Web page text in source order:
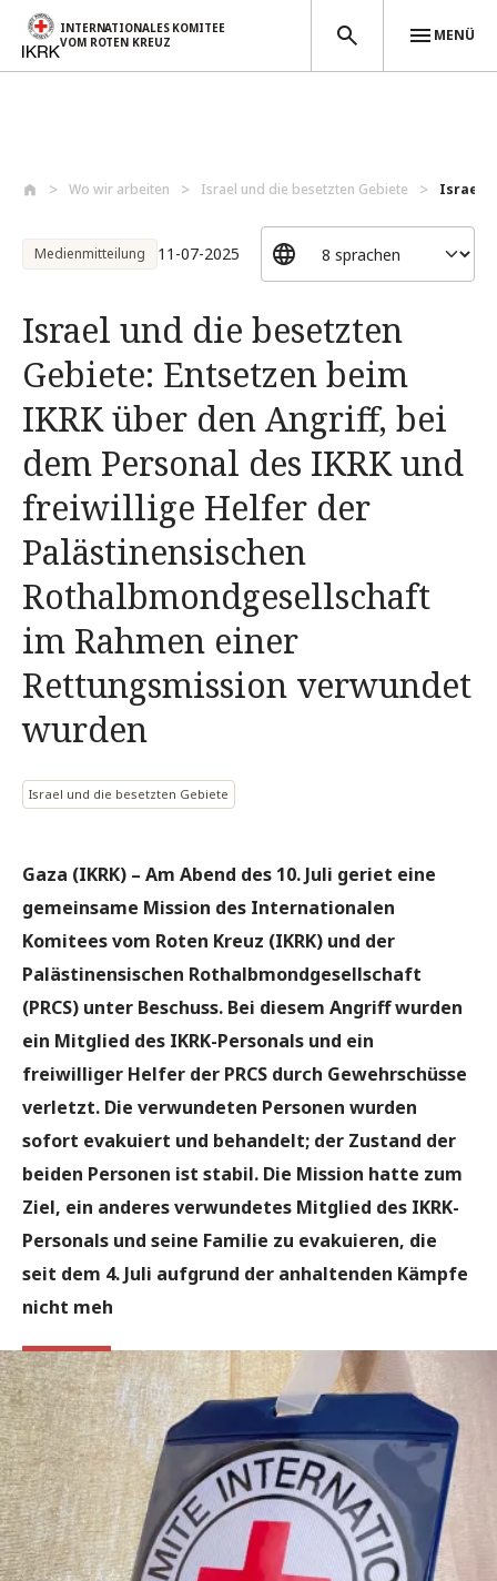
INTERNATIONALES KOMITEE
VOM ROTEN KREUZ
MENÜ
Wo wir arbeiten Israel und die besetzten Gebiete Israel
Medienmitteilung 11-07-2025
Israel und die besetzten
Gebiete: Entsetzen beim
IKRK über den Angriff, bei
dem Personal des IKRK und
freiwillige Helfer der
Palästinensischen
Rothalbmondgesellschaft
im Rahmen einer
Rettungsmission verwundet
wurden
Israel und die besetzten Gebiete
Gaza (IKRK) – Am Abend des 10. Juli geriet eine
gemeinsame Mission des Internationalen
Komitees vom Roten Kreuz (IKRK) und der
Palästinensischen Rothalbmondgesellschaft
(PRCS) unter Beschuss. Bei diesem Angriff wurden
ein Mitglied des IKRK-Personals und ein
freiwilliger Helfer der PRCS durch Gewehrschüsse
verletzt. Die verwundeten Personen wurden
sofort evakuiert und behandelt; der Zustand der
beiden Personen ist stabil. Die Mission hatte zum
Ziel, ein anderes verwundetes Mitglied des IKRK-
Personals und seine Familie zu evakuieren, die
seit dem 4. Juli aufgrund der anhaltenden Kämpfe
nicht meh